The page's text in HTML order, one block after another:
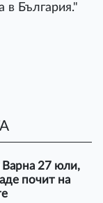
в България."
Варна 27 юли,
почит на